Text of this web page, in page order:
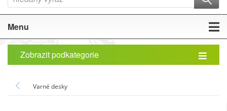
Menu
Zobrazit podkategorie
Varné desky